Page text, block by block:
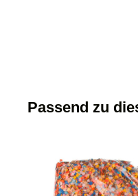
Passend zu